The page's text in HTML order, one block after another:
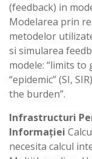
(feedback) in
Modelarea prin
metodelor
si simularea
modele: “limits to
“epidemic” (SI,
the burden”.
Infrastructuri
Informației
necesita calcul